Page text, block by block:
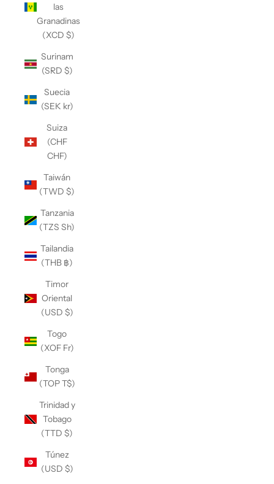
las
Granadinas
(XCD $)
Surinam
(SRD $)
Suecia
(SEK kr)
Suiza
(CHF
CHF)
Taiwán
(TWD $)
Tanzania
(TZS Sh)
Tailandia
(THB ฿)
Timor
Oriental
(USD $)
Togo
(XOF Fr)
Tonga
(TOP T$)
Trinidad y
Tobago
(TTD $)
Túnez
(USD $)